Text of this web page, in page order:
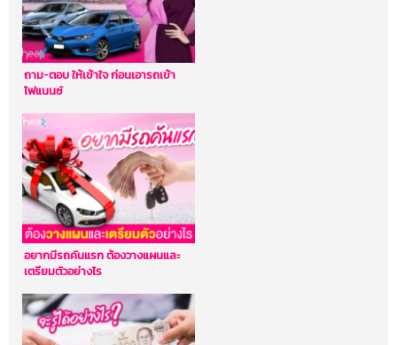
ถาม-ตอบ ให้เข้าใจ ก่อนเอารถเข้า
ไฟแนนซ์
อยากมีรถคันแรก ต้องวางแผนและ
เตรียมตัวอย่างไร